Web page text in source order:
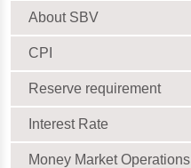
About SBV
CPI
Reserve requirement
Interest Rate
Money Market Operations